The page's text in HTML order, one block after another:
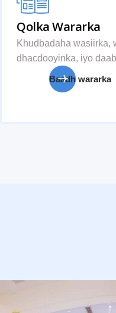
Qolka Wararka
Khudbadaha wasiirka,
dhacdooyinka, iyo
Baadh wararka